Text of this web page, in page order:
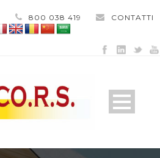
800 038 419 CONTATTI